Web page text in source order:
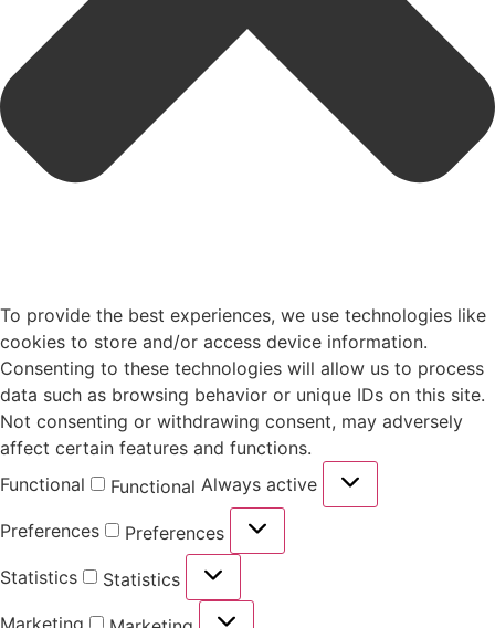
To provide the best experiences, we use technologies like
cookies to store and/or access device information.
Consenting to these technologies will allow us to process
data such as browsing behavior or unique IDs on this site.
Not consenting or withdrawing consent, may adversely
affect certain features and functions.
Functional
Functional Always active
Preferences Preferences
Statistics Statistics